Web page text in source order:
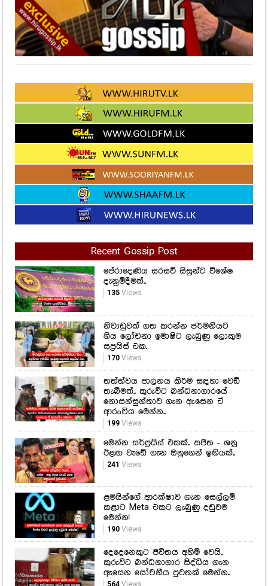
Recent Gossip Post
පේරාදෙණිය සරසවි සිසුන්ට විශේෂ
දැනුම්දීමක්..
135Views
නිවාඩුවක් ගත කරන්න ජර්මනියට
ගිය ලෝචනා ඉමාෂිට ලැබුණු ලොකුම
සප්‍රයිස් එක.
170Views
තත්ත්වය පාලනය කිරීම සඳහා වෙඩි
තැබීමක්.. කුරුවිට බන්ධනාගාරයේ
නොසන්සුන්තාව ගැන ඇසෙන ඒ
ආරංචිය මෙන්න..
199Views
මෙන්න සර්ප්‍රයිස් එකක්.. සජිත - ශනූ
ඊළඟ වැඩේ ගැන ඔහුගෙන් ඉඟියක්..
241 Views
ළමයින්ගේ ආරක්ෂාව ගැන සෙල්ලම්
කළාට Meta එකට ලැබුණු දඩුවම
මෙන්න!
190Views
දෙදෙනෙකුට ජීවිතය අහිමි වෙයි..
කුරුවිට බන්ධනාගාර සිද්ධිය ගැන
ඇසෙන සෝචනීය පුවතක් මෙන්න..